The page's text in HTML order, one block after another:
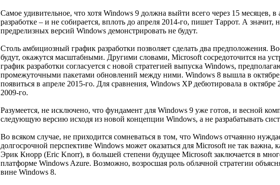
Самое удивительное, что хотя Windows 9 должна выйти всего через 15 месяцев,
разработке – и не собирается, вплоть до апреля 2014-го, пишет Таррот. А
предрелизных версий Windows демонстрировать не будут.
Столь амбициозный график разработки позволяет сделать два предположения.
будут, окажутся масштабными. Другими словами, Microsoft сосредоточится на
график разработки согласуется с новой стратегией выпуска Windows,
промежуточными пакетами обновлений между ними. Windows 8 вышла в октябре
появиться в апреле 2015-го. Для сравнения, Windows XP дебютировала в
2009-го.
Разумеется, не исключено, что фундамент для Windows 9 уже готов, и весной
следующую версию исходя из новой концепции Windows, а не разрабатывать
Во всяком случае, не приходится сомневаться в том, что Windows отчаянно
долгосрочной перспективе Windows может оказаться для Microsoft не так важна,
Эрик Кнорр (Eric Knorr), в большей степени будущее Microsoft заключается в
платформе Windows Azure. Возможно, возросшая роль облачной стратегии
вине Windows 8.